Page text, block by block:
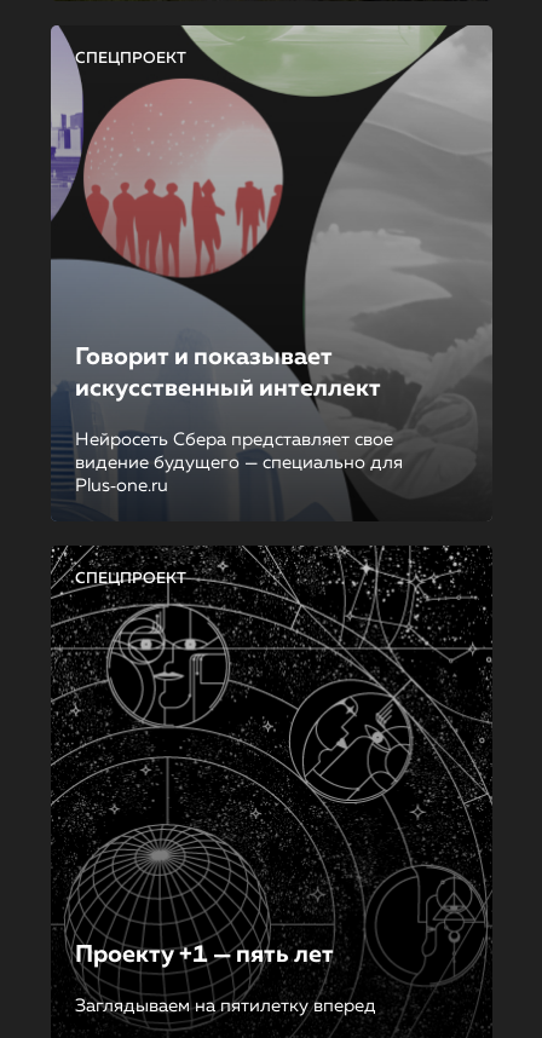
СПЕЦПРОЕКТ
Говорит и показывает
искусственный интеллект
Нейросеть Сбера представляет свое
видение будущего — специально для
Plus‑one.ru
СПЕЦПРОЕКТ
Проекту +1 — пять лет
Заглядываем на пятилетку вперед